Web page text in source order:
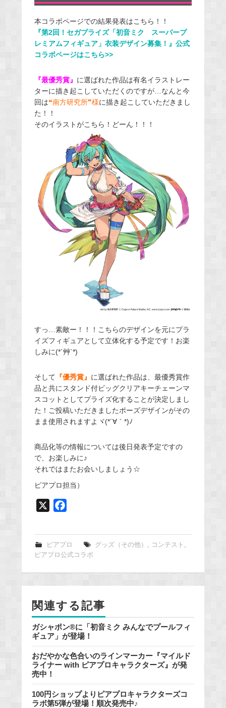
本コラボページでの結果発表はこちら！！
『第2回！セガプライズ「初音ミク スーパープ
レミアムフィギュア」衣装デザイン募集！』公式
コラボページはこちら>>
『最優秀賞』 に選ばれた作品は有名イラストレー
ターに描き起こしていただくのですが…なんと今
回は❝南方研究所❞様に描き起こしていただきまし
た！！
そのイラストがこちら！どーん！！！
すっ…素敵ー！！！こちらのデザインを元にプラ
イズフィギュアとして立体化する予定です！お楽
しみに(*´艸`*)
そして 『優秀賞』 に選ばれた作品は、最優秀賞作
品と共にスタンド付ビッグクリアキーチェーンマ
スコットとしてプライズ化することが決定しまし
た！ご投稿いただきましたポーズデザインがその
まま使用されますよヾ(*´∀｀*)ﾉ
商品化等の情報については後日発表予定ですの
で、お楽しみに♪
それではまたお会いしましょう☆
ピアプロ担当）
e
b
o
o
ピアプロ グッズ（その他） , コンテスト ,
ピアプロ公式コラボ
関連する記事
ガシャポン®に「初音ミク みんなでプールフィ
ギュア」が登場！
おだやかな色合いのラインマーカー『マイルド
ライナー with ピアプロキャラクターズ』が発
売中！
100円ショップよりピアプロキャラクターズコ
ラボ第5弾が登場！順次発売中♪